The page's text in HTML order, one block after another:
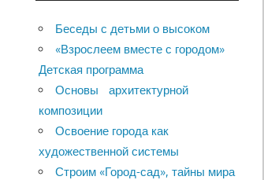
Беседы с детьми о высоком
«Взрослеем вместе с городом»
Детская программа
Основы архитектурной
композиции
Освоение города как
художественной системы
Строим «Город-сад», тайны мира